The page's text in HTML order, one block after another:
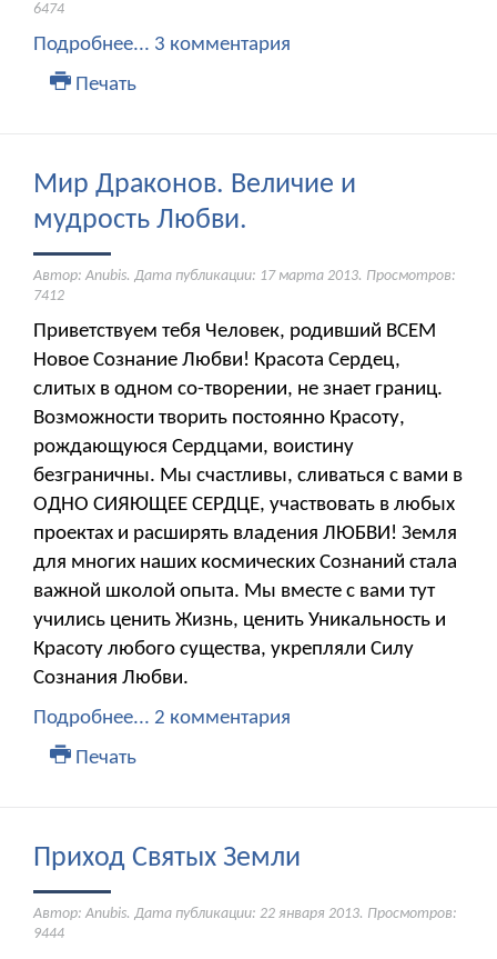
6474
Подробнее... 3 комментария
Печать
Мир Драконов. Величие и
мудрость Любви.
Автор: Anubis. Дата публикации: 17 марта 2013. Просмотров:
7412
Приветствуем тебя Человек, родивший ВСЕМ
Новое Сознание Любви! Красота Сердец,
слитых в одном со-творении, не знает границ.
Возможности творить постоянно Красоту,
рождающуюся Сердцами, воистину
безграничны. Мы счастливы, сливаться с вами в
ОДНО СИЯЮЩЕЕ СЕРДЦЕ, участвовать в любых
проектах и расширять владения ЛЮБВИ! Земля
для многих наших космических Сознаний стала
важной школой опыта. Мы вместе с вами тут
учились ценить Жизнь, ценить Уникальность и
Красоту любого существа, укрепляли Силу
Сознания Любви.
Подробнее... 2 комментария
Печать
Приход Святых Земли
Автор: Anubis. Дата публикации: 22 января 2013. Просмотров:
9444